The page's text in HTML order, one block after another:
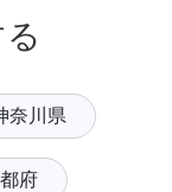
奈川県
府